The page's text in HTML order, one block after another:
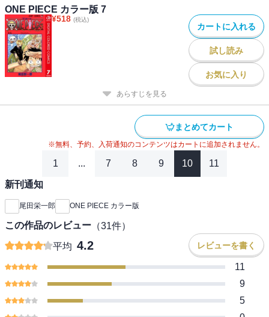
ONE PIECE カラー版 7
¥518 (税込)
カートに入れる
試し読み
お気に入り
あらすじを見る
まとめてカート
※無料、予約、入荷通知のコンテンツはカートに追加されません。
1 ... 7 8 9 10 11
新刊通知
尾田栄一郎 ONE PIECE カラー版
この作品のレビュー （31件）
平均 4.2 レビューを書く
11
9
5